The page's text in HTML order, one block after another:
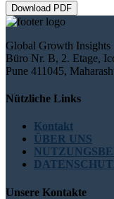
Download PDF
Global Growth Insights
Büro Nr. B, 2. Etage,
Pune 411045,
Nützliche Links
Kontakt
ÜBER UNS
Unsere Kontakte